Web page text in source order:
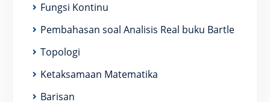
Fungsi Kontinu
Pembahasan soal Analisis Real buku Bartle
Topologi
Ketaksamaan Matematika
Barisan